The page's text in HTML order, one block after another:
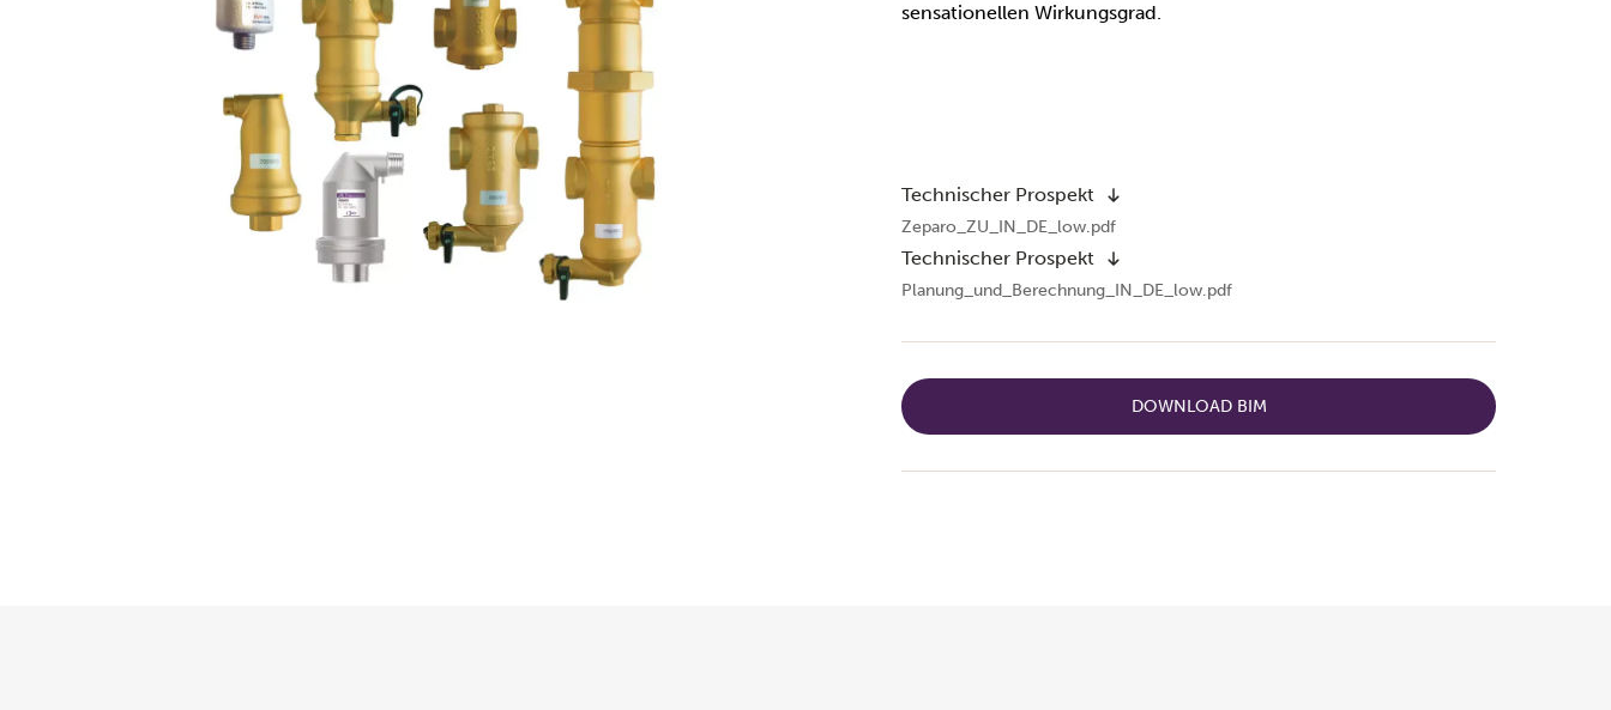
sensationellen Wirkungsgrad.
Technischer Prospekt
Zeparo_ZU_IN_DE_low.pdf
Technischer Prospekt
Planung_und_Berechnung_IN_DE_low.pdf
DOWNLOAD BIM